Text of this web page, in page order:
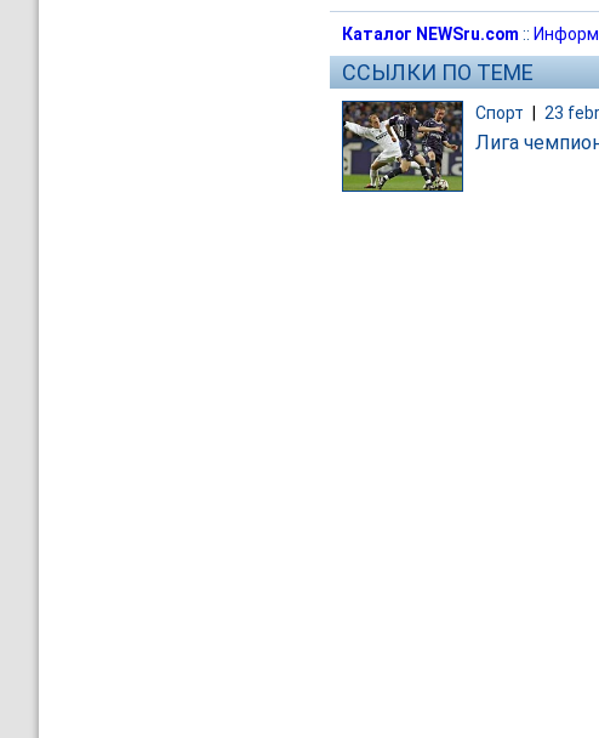
Каталог NEWSru.com ::
ССЫЛКИ ПО ТЕМЕ
Спорт 23
Лига